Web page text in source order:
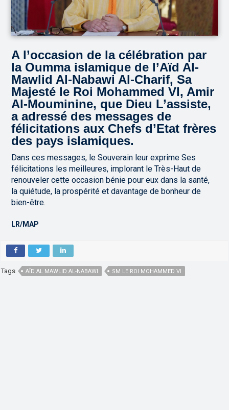
A l’occasion de la célébration par
la Oumma islamique de l’Aïd Al-
Mawlid Al-Nabawi Al-Charif, Sa
Majesté le Roi Mohammed VI, Amir
Al-Mouminine, que Dieu L’assiste,
a adressé des messages de
félicitations aux Chefs d’Etat frères
des pays islamiques.
Dans ces messages, le Souverain leur exprime Ses
félicitations les meilleures, implorant le Très-Haut de
renouveler cette occasion bénie pour eux dans la santé,
la quiétude, la prospérité et davantage de bonheur de
bien-être.
LR/MAP
Tags AÏD AL MAWLID AL-NABAWI SM LE ROI MOHAMMED VI